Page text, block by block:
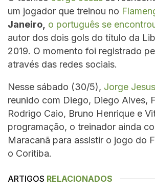
um jogador que treinou no
Janeiro, o português se
autor dos dois gols do título da
2019. O momento foi registrado
através das redes sociais.
Nesse sábado (30/5), Jorge Jesus
reunido com Diego, Diego Alves,
Rodrigo Caio, Bruno Henrique e
programação, o treinador ainda
Maracanã para assistir o jogo do
o Coritiba.
ARTIGOS RELACIONADOS